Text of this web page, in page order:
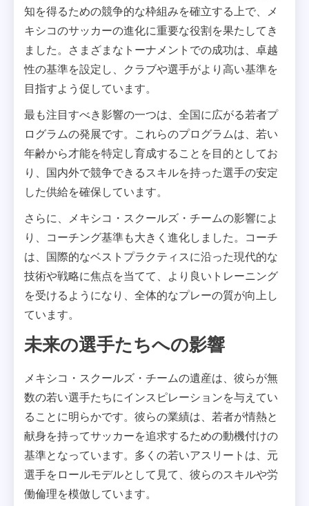
知を得るための競争的な枠組みを確立する上で、メ
キシコのサッカーの進化に重要な役割を果たしてき
ました。さまざまなトーナメントでの成功は、卓越
性の基準を設定し、クラブや選手がより高い基準を
目指すよう促しています。
最も注目すべき影響の一つは、全国に広がる若者プ
ログラムの発展です。これらのプログラムは、若い
年齢から才能を特定し育成することを目的としてお
り、国内外で競争できるスキルを持った選手の安定
した供給を確保しています。
さらに、メキシコ・スクールズ・チームの影響によ
り、コーチング基準も大きく進化しました。コーチ
は、国際的なベストプラクティスに沿った現代的な
技術や戦略に焦点を当てて、より良いトレーニング
を受けるようになり、全体的なプレーの質が向上し
ています。
未来の選手たちへの影響
メキシコ・スクールズ・チームの遺産は、彼らが無
数の若い選手たちにインスピレーションを与えてい
ることに明らかです。彼らの業績は、若者が情熱と
献身を持ってサッカーを追求するための動機付けの
基準となっています。多くの若いアスリートは、元
選手をロールモデルとして見て、彼らのスキルや労
働倫理を模倣しています。